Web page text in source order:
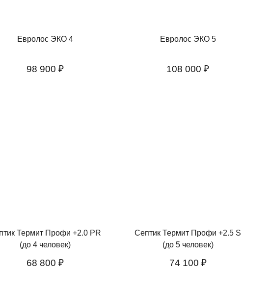
Евролос ЭКО 4
98 900 ₽
Евролос ЭКО 5
108 000 ₽
Термит Профи +2.0 PR
(до 4 человек)
68 800 ₽
Септик Термит Профи +2.5 S
(до 5 человек)
74 100 ₽